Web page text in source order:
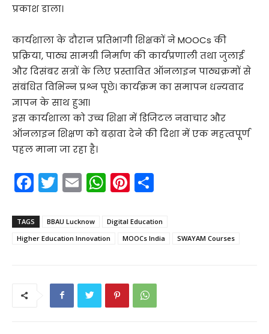
प्रकाश डाला।
कार्यशाला के दौरान प्रतिभागी शिक्षकों ने MOOCs की
प्रक्रिया, पाठ्य सामग्री निर्माण की कार्यप्रणाली तथा जुलाई
और दिसंबर सत्रों के लिए प्रस्तावित ऑनलाइन पाठ्यक्रमों से
संबंधित विभिन्न प्रश्न पूछे। कार्यक्रम का समापन धन्यवाद
ज्ञापन के साथ हुआ।
इस कार्यशाला को उच्च शिक्षा में डिजिटल नवाचार और
ऑनलाइन शिक्षण को बढ़ावा देने की दिशा में एक महत्वपूर्ण
पहल माना जा रहा है।
F
a
c
e
T
w
itt
er
E
m
ai
l
W
h
a
ts
p
p
Pi
nt
er
e
ar
e
TAGS BBAU Lucknow
Digital Education
Higher Education Innovation
MOOCs India SWAYAM Courses